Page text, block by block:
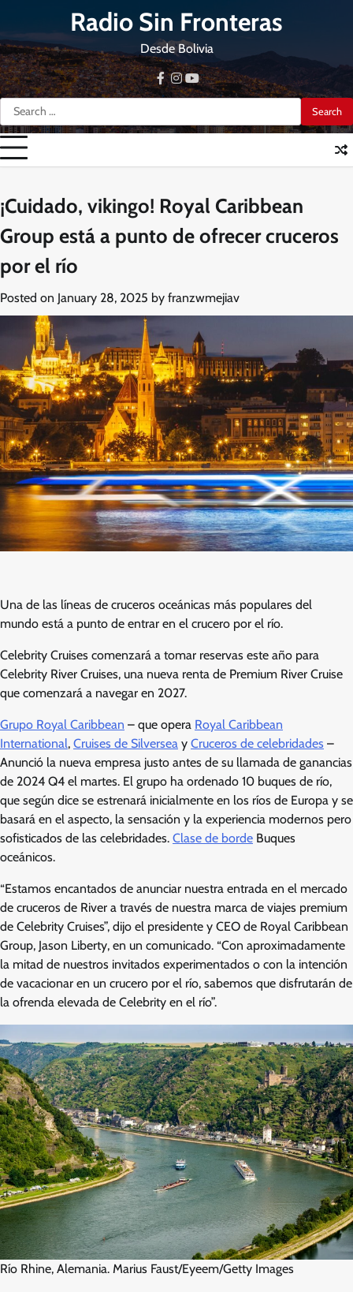
content
Radio Sin Fronteras
Desde Bolivia
Search
for:
facebook
instagram
youtube
¡Cuidado, vikingo! Royal Caribbean
Group está a punto de ofrecer cruceros
por el río
Posted on January 28, 2025 by franzwmejiav
Una de las líneas de cruceros oceánicas más populares del
mundo está a punto de entrar en el crucero por el río.
Celebrity Cruises comenzará a tomar reservas este año para
Celebrity River Cruises, una nueva renta de Premium River Cruise
que comenzará a navegar en 2027.
Grupo Royal Caribbean – que opera Royal Caribbean
International, Cruises de Silversea y Cruceros de celebridades –
Anunció la nueva empresa justo antes de su llamada de ganancias
de 2024 Q4 el martes. El grupo ha ordenado 10 buques de río,
que según dice se estrenará inicialmente en los ríos de Europa y se
basará en el aspecto, la sensación y la experiencia modernos pero
sofisticados de las celebridades. Clase de borde Buques
oceánicos.
“Estamos encantados de anunciar nuestra entrada en el mercado
de cruceros de River a través de nuestra marca de viajes premium
de Celebrity Cruises”, dijo el presidente y CEO de Royal Caribbean
Group, Jason Liberty, en un comunicado. “Con aproximadamente
la mitad de nuestros invitados experimentados o con la intención
de vacacionar en un crucero por el río, sabemos que disfrutarán de
la ofrenda elevada de Celebrity en el río”.
Río Rhine, Alemania. Marius Faust/Eyeem/Getty Images